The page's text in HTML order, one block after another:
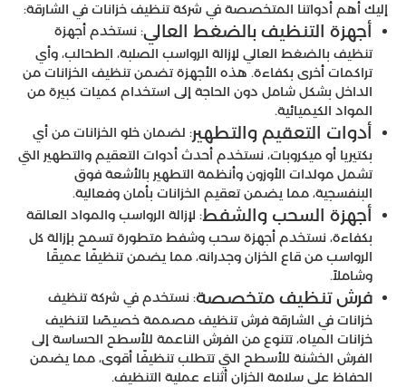
إليك أهم أدواتنا المتخصصة في شركة تنظيف خزانات في الشارقة:
أجهزة التنظيف بالضغط العالي: نستخدم أجهزة
تنظيف بالضغط العالي لإزالة الرواسب الصلبة، الطحالب، وأي
تراكمات أخرى بكفاءة. هذه الأجهزة تضمن تنظيف الخزانات من
الداخل بشكل شامل دون الحاجة إلى استخدام كميات كبيرة من
المواد الكيميائية.
أدوات التعقيم والتطهير: لضمان خلو الخزانات من أي
بكتيريا أو ميكروبات، نستخدم أحدث أدوات التعقيم والتطهير التي
تشمل مولدات الأوزون وأنظمة التطهير بالأشعة فوق
البنفسجية، مما يضمن تعقيم الخزانات بأمان وفعالية.
أجهزة السحب والشفط: لإزالة الرواسب والمواد العالقة
بكفاءة، نستخدم أجهزة سحب وشفط متطورة تسمح بإزالة كل
الرواسب من قاع الخزان وجدرانه، مما يضمن تنظيفًا عميقًا
وشاملاً.
فرش تنظيف متخصصة: نستخدم في شركة تنظيف
خزانات في الشارقة فرش تنظيف مصممة خصيصًا لتنظيف
خزانات المياه، تتنوع من الفرش الناعمة للأسطح الحساسة إلى
الفرش الخشنة للأسطح التي تتطلب تنظيفًا أقوى، مما يضمن
الحفاظ على سلامة الخزان أثناء عملية التنظيف.